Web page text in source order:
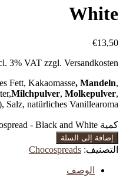
White
€13,50
3% VAT zzgl. Versandkosten
Fett, Kakaomasse, Mandeln,
Milchpulver, Molkepulver,
Salz, natürliches Vanillearoma
كمية Chocospread - Black and White
إضافة إلى السلة
التصنيف: Chocospreads
الوصف